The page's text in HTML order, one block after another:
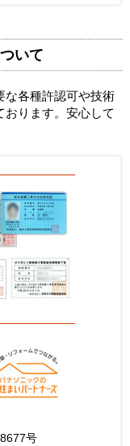
いて
な各種許認可や技術
おります。安心して
号